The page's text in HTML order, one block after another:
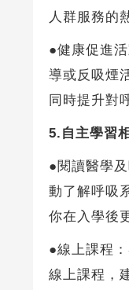
人群服務的
●健康促進
導或反吸煙
同時提升對
5. 自主學習
●閱讀醫學
動了解呼吸
你在入學後
●線上課程
線上課程，